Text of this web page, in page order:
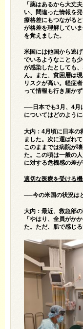
「薬はあるから大丈
い、間違った情報を
療格差にもつながる
が格差を理解してい
を覚えました。
米国には他国から逃
でいるようなことも
が感染したとしても
ん。また、貧困層は
リスクが高い。軽症
って情報も行き届か
──日本でも3月、4月
についてはどのよう
大内：4月頃に日本の
ました。次に運ばれ
このままでは病院が
た。この頃は一般の
に対する危機感の差
適切な医療を受ける
──今の米国の状況は
大内：最近、救急部
「やはり、全員がか
た。ただ、肌で感じ